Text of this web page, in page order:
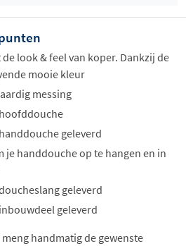
look & feel van koper. Dankzij de
mooie kleur
messing
geleverd
je handdouche op te hangen en in
geleverd
geleverd
handmatig de gewenste